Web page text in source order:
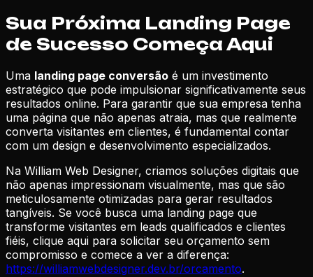
Sua Próxima Landing Page
de Sucesso Começa Aqui
Uma landing page conversão é um investimento
estratégico que pode impulsionar significativamente seus
resultados online. Para garantir que sua empresa tenha
uma página que não apenas atraia, mas que realmente
converta visitantes em clientes, é fundamental contar
com um design e desenvolvimento especializados.
Na William Web Designer, criamos soluções digitais que
não apenas impressionam visualmente, mas que são
meticulosamente otimizadas para gerar resultados
tangíveis. Se você busca uma landing page que
transforme visitantes em leads qualificados e clientes
fiéis, clique aqui para solicitar seu orçamento sem
compromisso e comece a ver a diferença:
https://williamwebdesigner.dev.br/orcamento.